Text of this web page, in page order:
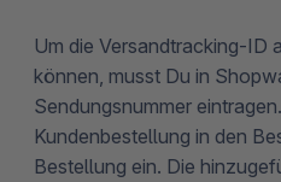
Um die Versandtracking-ID
können, musst Du in
Sendungsnummer
Kundenbestellung in den
Bestellung ein. Die